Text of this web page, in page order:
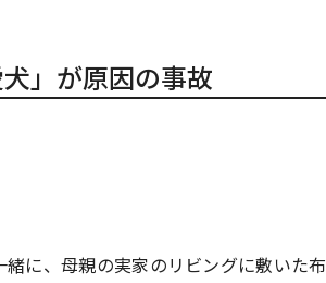
」が原因の事故
緒に、母親の実家のリビングに敷いた布